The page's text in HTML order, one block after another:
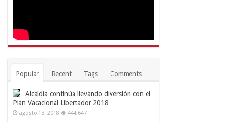
Popular Recent Tags Comments
Alcaldía continúa llevando diversión con el
Plan Vacacional Libertador 2018
agosto 13, 2018 444,647